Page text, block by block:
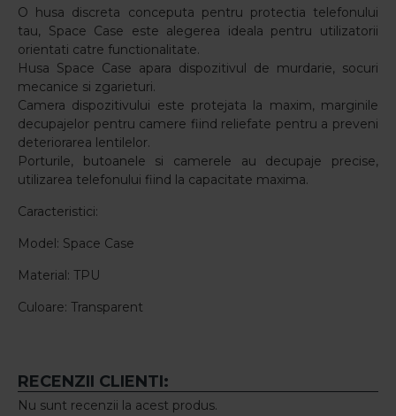
O husa discreta conceputa pentru protectia telefonului
tau, Space Case este alegerea ideala pentru utilizatorii
orientati catre functionalitate.
Husa Space Case apara dispozitivul de murdarie, socuri
mecanice si zgarieturi.
Camera dispozitivului este protejata la maxim, marginile
decupajelor pentru camere fiind reliefate pentru a preveni
deteriorarea lentilelor.
Porturile, butoanele si camerele au decupaje precise,
utilizarea telefonului fiind la capacitate maxima.
Caracteristici:
Model: Space Case
Material: TPU
Culoare: Transparent
RECENZII CLIENTI:
Nu sunt recenzii la acest produs.